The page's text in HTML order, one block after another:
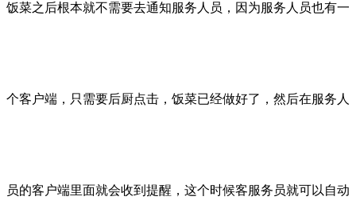
饭菜之后根本就不需要去通知服务人员，因为服务人员也有一
个客户端，只需要后厨点击，饭菜已经做好了，然后在服务人
员的客户端里面就会收到提醒，这个时候客服务员就可以自动